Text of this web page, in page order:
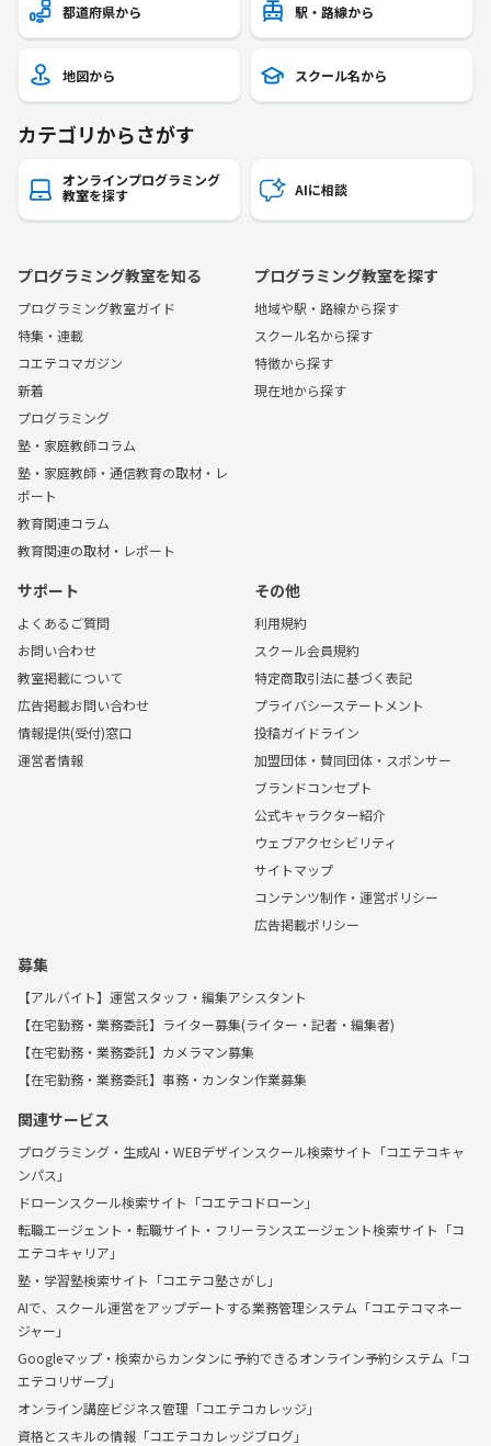
都道府県から 駅・路線から
地図から スクール名から
カテゴリからさがす
オンラインプログラミング
教室を探す
AIに相談
プログラミング教室を知る
プログラミング教室ガイド
特集・連載
コエテコマガジン
新着
プログラミング
塾・家庭教師コラム
塾・家庭教師・通信教育の取材・レ
ポート
教育関連コラム
教育関連の取材・レポート
プログラミング教室を探す
地域や駅・路線から探す
スクール名から探す
特徴から探す
現在地から探す
サポート
よくあるご質問
お問い合わせ
教室掲載について
広告掲載お問い合わせ
情報提供(受付)窓口
運営者情報
その他
利用規約
スクール会員規約
特定商取引法に基づく表記
プライバシーステートメント
投稿ガイドライン
加盟団体・賛同団体・スポンサー
ブランドコンセプト
公式キャラクター紹介
ウェブアクセシビリティ
サイトマップ
コンテンツ制作・運営ポリシー
広告掲載ポリシー
募集
【アルバイト】運営スタッフ・編集アシスタント
【在宅勤務・業務委託】ライター募集(ライター・記者・編集者)
【在宅勤務・業務委託】カメラマン募集
【在宅勤務・業務委託】事務・カンタン作業募集
関連サービス
プログラミング・生成AI・WEBデザインスクール検索サイト「コエテコキャ
ンパス」
ドローンスクール検索サイト「コエテコドローン」
転職エージェント・転職サイト・フリーランスエージェント検索サイト「コ
エテコキャリア」
塾・学習塾検索サイト「コエテコ塾さがし」
AIで、スクール運営をアップデートする業務管理システム「コエテコマネー
ジャー」
Googleマップ・検索からカンタンに予約できるオンライン予約システム「コ
エテコリザーブ」
オンライン講座ビジネス管理「コエテコカレッジ」
資格とスキルの情報「コエテコカレッジブログ」